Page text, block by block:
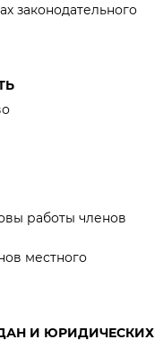
законодательного
работы членов
местного
И ЮРИДИЧЕСКИХ